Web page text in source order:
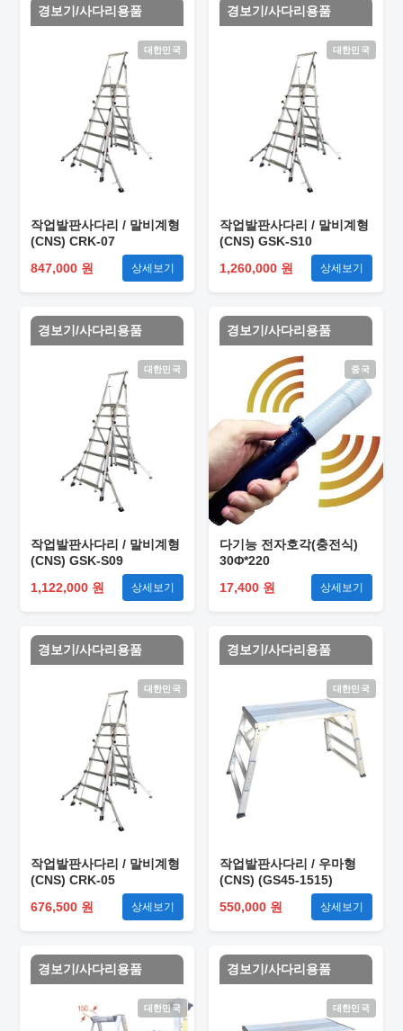
경보기/사다리용품
대한민국
작업발판사다리 / 말비계형
(CNS) CRK-07
847,000 원
상세보기
경보기/사다리용품
대한민국
작업발판사다리 / 말비계형
(CNS) GSK-S10
1,260,000 원
상세보기
경보기/사다리용품
대한민국
작업발판사다리 / 말비계형
(CNS) GSK-S09
1,122,000 원
상세보기
경보기/사다리용품
중국
다기능 전자호각(충전식)
30Φ*220
17,400 원
상세보기
경보기/사다리용품
대한민국
작업발판사다리 / 말비계형
(CNS) CRK-05
676,500 원
상세보기
경보기/사다리용품
대한민국
작업발판사다리 / 우마형
(CNS) (GS45-1515)
550,000 원
상세보기
경보기/사다리용품
대한민국
경보기/사다리용품
대한민국